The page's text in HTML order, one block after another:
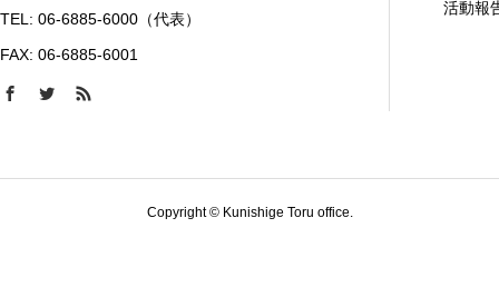
TEL: 06-6885-6000（代表）
FAX: 06-6885-6001
活動報
Copyright © Kunishige Toru office.